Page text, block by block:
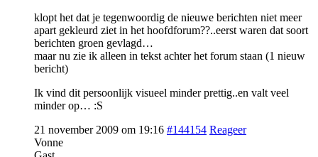
klopt het dat je tegenwoordig de nieuwe berichten niet meer
apart gekleurd ziet in het hoofdforum??..eerst waren dat soort
berichten groen gevlagd…
maar nu zie ik alleen in tekst achter het forum staan (1 nieuw
bericht)
Ik vind dit persoonlijk visueel minder prettig..en valt veel
minder op… :S
21 november 2009 om 19:16 #144154 Reageer
Vonne